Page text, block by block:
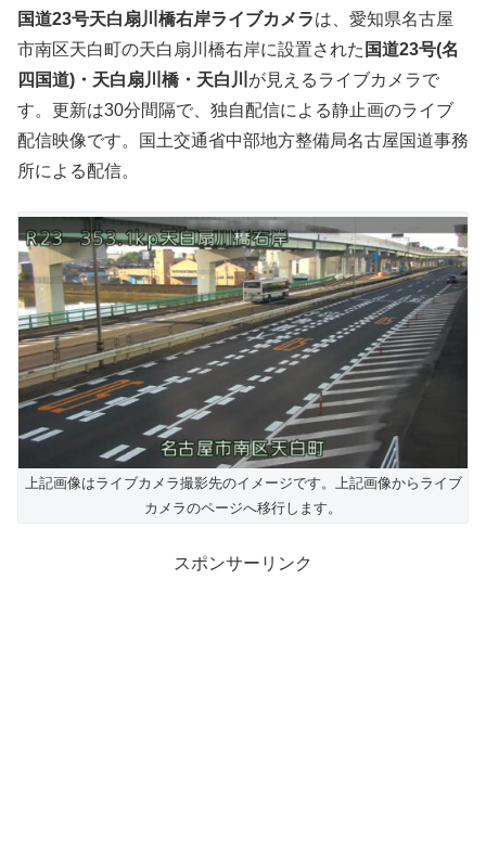
国道23号天白扇川橋右岸ライブカメラは、愛知県名古屋
市南区天白町の天白扇川橋右岸に設置された 国道23号(名
四国道)・天白扇川橋・天白川 が見えるライブカメラで
す。更新は30分間隔で、独自配信による静止画のライブ
配信映像です。国土交通省中部地方整備局名古屋国道事務
所による配信。
上記画像はライブカメラ撮影先のイメージです。上記画像からライブ
カメラのページへ移行します。
スポンサーリンク